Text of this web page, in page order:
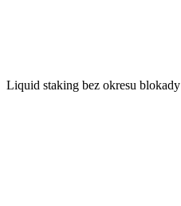
Liquid staking bez okresu blokady